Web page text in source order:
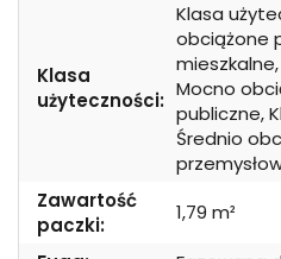
Klasa
użyteczności:
Klasa
obciążone
Mocno
publiczne,
Średnio
Zawartość
paczki:
1,79 m²